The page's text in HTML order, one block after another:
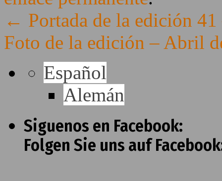
← Portada de la edición
Foto de la edición – Abril
Español
Alemán
Siguenos en Facebook:
Folgen Sie uns auf